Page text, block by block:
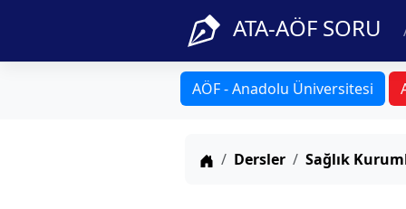
ATA-AÖF SORU
AÖF - Anadolu Üniversitesi
Anasayfa
Dersler Sağlık